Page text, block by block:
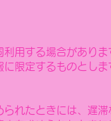
用する場合がありま
限定するものとしま
れたときには、遅滞